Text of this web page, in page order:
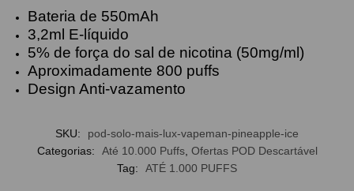
Bateria de 550mAh
3,2ml E-líquido
5% de força do sal de nicotina (50mg/ml)
Aproximadamente 800 puffs
Design Anti-vazamento
SKU:
pod-solo-mais-lux-vapeman-pineapple-ice
Categorias:
Até 10.000 Puffs, Ofertas POD Descartável
Tag:
ATÉ 1.000 PUFFS